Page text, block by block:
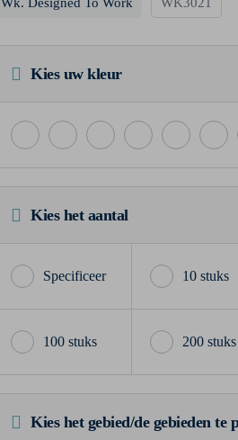
Kies uw kleur
Kies het aantal
10 stuks
100 stuks 200 stuks
Kies het gebied/de gebieden te